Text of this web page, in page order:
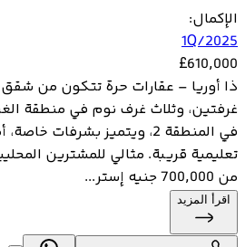
الإكمال:
1Q/2025
£610,000
ذا أوريا – عقارات حرة تتكون من
غرفتين، وثلاث غرف نوم في منطقة
في المنطقة 2، ويتميز بشرفات
تعليمية قريبة. مثالي للمشترين
من 700,000 جنيه إستر...
اقرأ المزيد